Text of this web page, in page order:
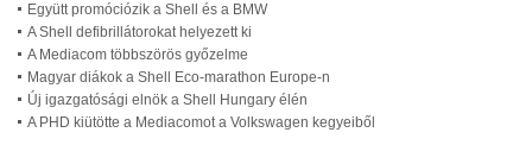
Együtt promóciózik a Shell és a BMW
A Shell defibrillátorokat helyezett ki
A Mediacom többszörös győzelme
Magyar diákok a Shell Eco-marathon Europe-n
Új igazgatósági elnök a Shell Hungary élén
A PHD kiütötte a Mediacomot a Volkswagen kegyeiből